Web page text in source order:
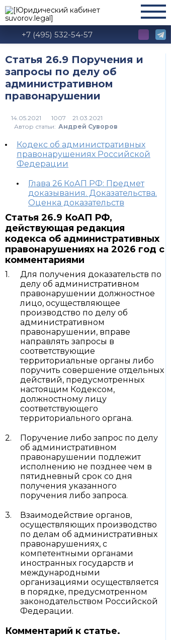
+7 (495) 532-54-57
Статья 26.9 Поручения и
запросы по делу об
административном
правонарушении
1007
Автор статьи: Андрей Суворов
Кодекс об административных
правонарушениях Российской
Федерации
Глава 26 КоАП РФ: Предмет
доказывания. Доказательства.
Оценка доказательств
Статья 26.9 КоАП РФ,
действующая редакция
кодекса об административных
правонарушениях на 2026 год с
комментариями
Для получения доказательств по
делу об административном
правонарушении должностное
лицо, осуществляющее
производство по делу об
административном
правонарушении, вправе
направлять запросы в
соответствующие
территориальные органы либо
поручить совершение отдельных
действий, предусмотренных
настоящим Кодексом,
должностному лицу
соответствующего
территориального органа.
Поручение либо запрос по делу
об административном
правонарушении подлежит
исполнению не позднее чем в
пятидневный срок со дня
получения указанного
поручения либо запроса.
Взаимодействие органов,
осуществляющих производство
по делам об административных
правонарушениях, с
компетентными органами
иностранных государств и
международными
организациями осуществляется
в порядке, предусмотренном
законодательством Российской
Федерации.
Комментарий к статье.